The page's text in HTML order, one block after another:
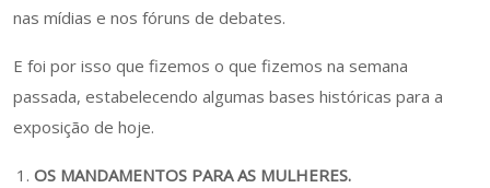
nas mídias e nos fóruns de debates.
E foi por isso que fizemos o que fizemos na semana
passada, estabelecendo algumas bases históricas para a
exposição de hoje.
OS MANDAMENTOS PARA AS MULHERES.